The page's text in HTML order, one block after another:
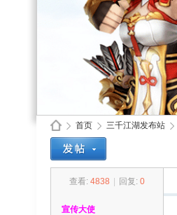
首页
›
三千江湖发布站
查看: 4838 回复: 0
宣传大使